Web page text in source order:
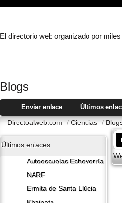
El directorio web organizado por
Blogs
Enviar enlace Últimos
Directoalweb.com / Ciencias /
Últimos enlaces
Autoescuelas Echeverría
NARF
Ermita de Santa Llúcia